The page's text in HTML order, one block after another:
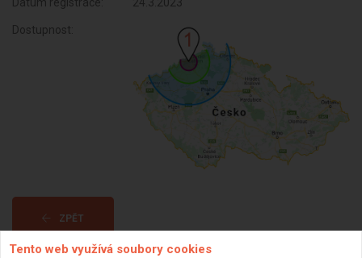
Dostupnost:
ZPĚT
Tento web využívá soubory cookies